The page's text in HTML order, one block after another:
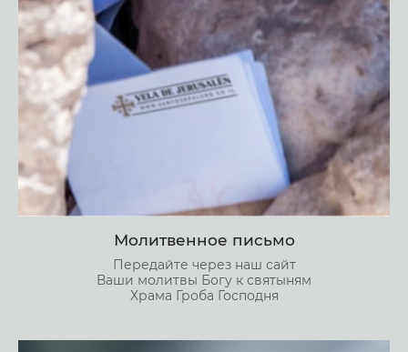
Молитвенное письмо
Передайте через наш сайт
Ваши молитвы Богу к святыням
Храма Гроба Господня